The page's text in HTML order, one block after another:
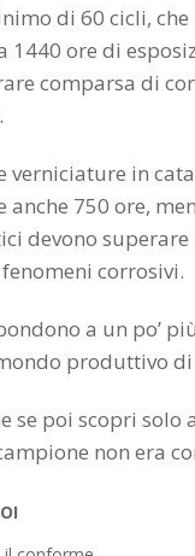
di 60 cicli, che
1440 ore di
comparsa di
verniciature in
anche 750 ore,
devono superare
corrosivi.
a un po’
produttivo
se poi scopri solo
non era